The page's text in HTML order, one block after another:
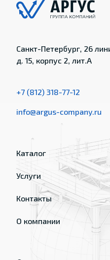
Санкт-Петербург, 26
д. 15, корпус 2, лит.А
+7 (812) 318-77-12
info@argus-company.ru
Каталог
Услуги
Контакты
О компании